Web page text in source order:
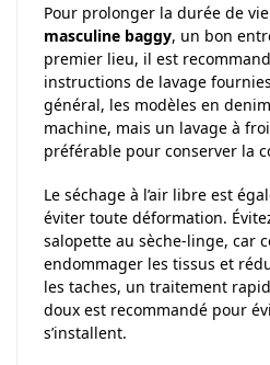
Pour prolonger la durée de
masculine baggy, un bon
premier lieu, il est
instructions de lavage
général, les modèles en
machine, mais un lavage à
préférable pour conserver la
Le séchage à l’air libre est
éviter toute déformation.
salopette au sèche-linge, car
endommager les tissus et
les taches, un traitement
doux est recommandé pour
s’installent.